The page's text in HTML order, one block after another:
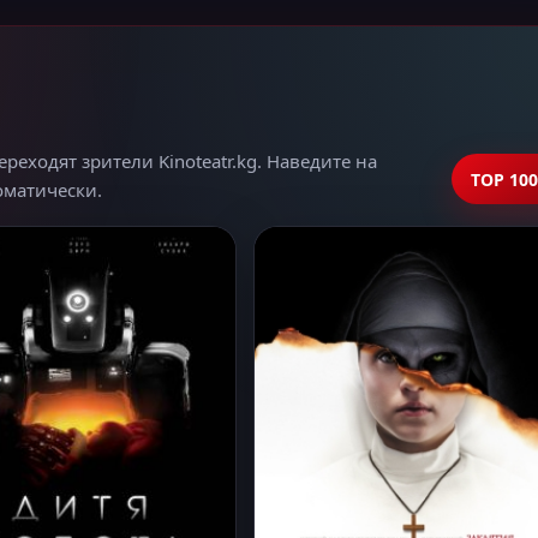
зрители Kinoteatr.kg. Наведите на
TOP 100